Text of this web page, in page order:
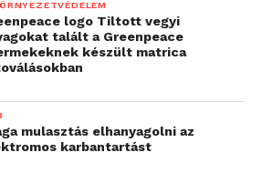
észlelésen alapuló
A felmérés résztvevőinek 19
a távmunka miatt nehezebb
pénzmosási és
logo Tiltott vegyi
talált a Greenpeace
készült matrica
mulasztás elhanyagolni az
karbantartást